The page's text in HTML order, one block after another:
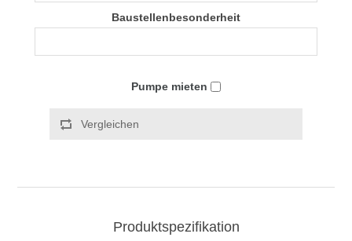
Baustellenbesonderheit
Pumpe mieten
Vergleichen
Produktspezifikation